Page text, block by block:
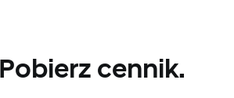
Pobierz cennik.